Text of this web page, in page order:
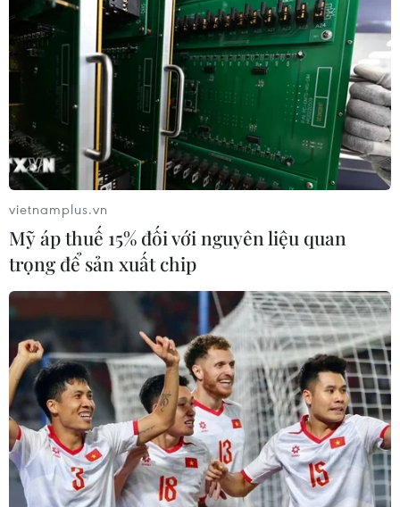
09/06/2024 05:51
Sau hai môn thi hôm qua là Văn và tiếng Anh và hôm
nay với môn Toán, các em học sinh cho biết đề thi cũng
không quá khó và ở mức cơ bản, có thể đạt được từ 7-8
điểm.
Sỹ tử Thủ đô 'tươi như hoa' sau khi
hoàn thành kỳ thi vào lớp 10
09/06/2024 04:01
vietnamplus.vn
Mỹ áp thuế 15% đối với nguyên liệu quan
trọng để sản xuất chip